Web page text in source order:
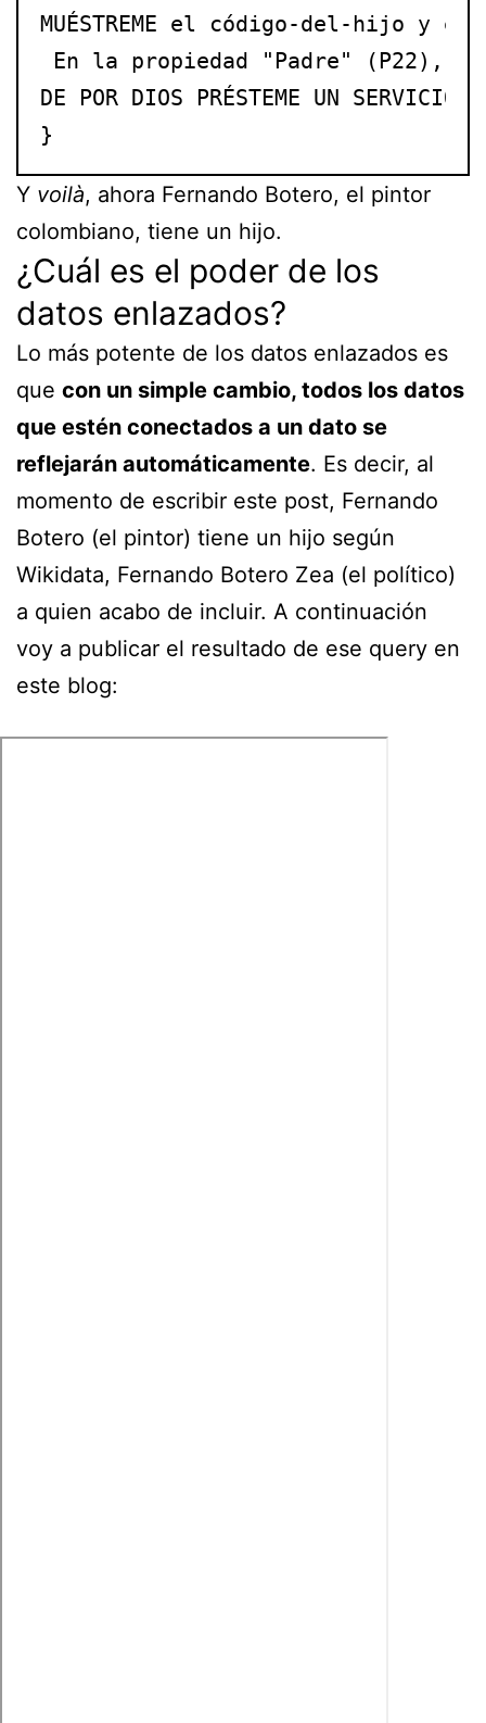
MUÉSTREME el código-del-hijo y el
En la propiedad "Padre" (P22),
DE POR DIOS PRÉSTEME UN
}
Y voilà, ahora Fernando Botero, el pintor
colombiano, tiene un hijo.
¿Cuál es el poder de los
datos enlazados?
Lo más potente de los datos enlazados es
que con un simple cambio, todos los datos
que estén conectados a un dato se
reflejarán automáticamente. Es decir, al
momento de escribir este post, Fernando
Botero (el pintor) tiene un hijo según
Wikidata, Fernando Botero Zea (el político)
a quien acabo de incluir. A continuación
voy a publicar el resultado de ese query en
este blog: